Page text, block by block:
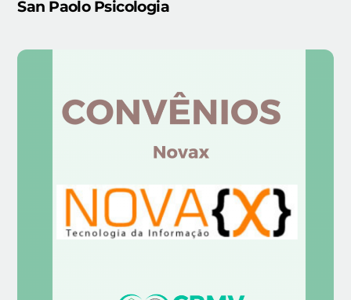
San Paolo Psicologia